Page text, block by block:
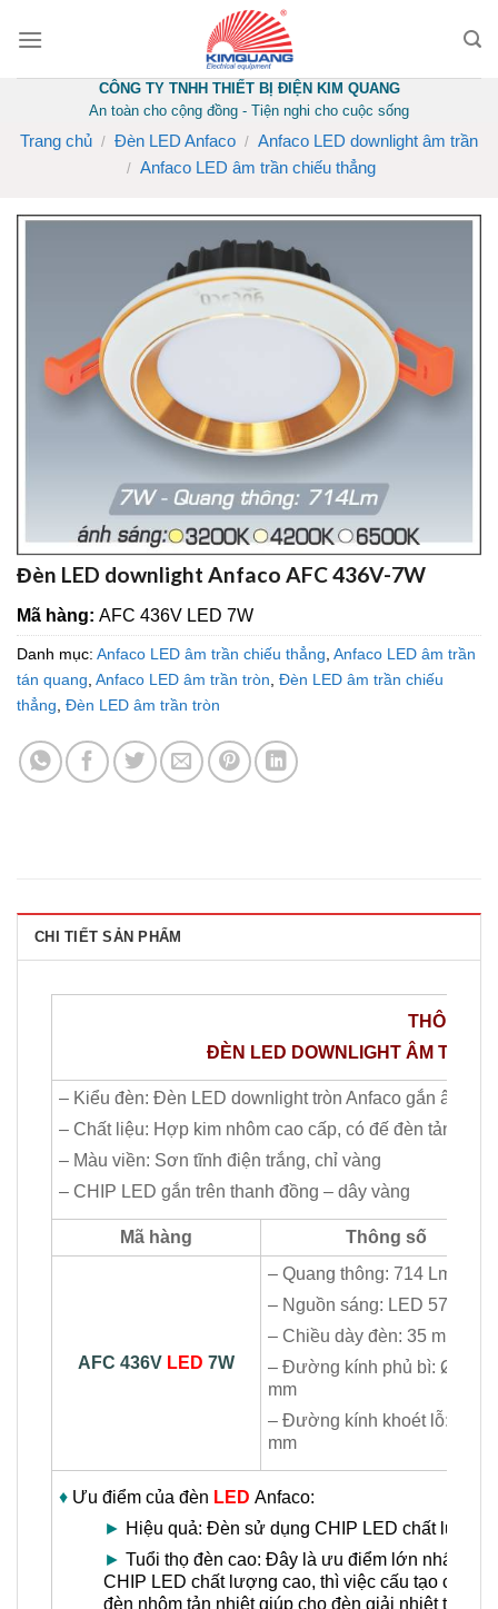
CÔNG TY TNHH THIẾT BỊ ĐIỆN KIM QUANG
An toàn cho cộng đồng - Tiện nghi cho cuộc sống
Trang chủ / Đèn LED Anfaco / Anfaco LED downlight âm trần
/ Anfaco LED âm trần chiếu thẳng
Đèn LED downlight Anfaco AFC 436V-7W
Mã hàng: AFC 436V LED 7W
Danh mục: Anfaco LED âm trần chiếu thẳng, Anfaco LED âm trần
tán quang, Anfaco LED âm trần tròn, Đèn LED âm trần chiếu
thẳng, Đèn LED âm trần tròn
CHI TIẾT SẢN PHẨM
THÔNG​
ĐÈN LED DOWNLIGHT ÂM TRẦN
– Kiểu đèn: Đèn LED downlight tròn Anfaco gắn âm trần
– Chất liệu: Hợp kim nhôm cao cấp, có đế đèn tản nhiệt
– Màu viền: Sơn tĩnh điện trắng, chỉ vàng
– CHIP LED gắn trên thanh đồng – dây vàng
Mã hàng Thông số
AFC 436V LED 7W
– Quang thông: 714 Lm
– Nguồn sáng: LED 5730
– Chiều dày đèn: 35 mm
– Đường kính phủ bì: Ø110
mm
– Đường kính khoét lỗ: Ø85
mm
♦ Ưu điểm của đèn LED Anfaco:
► Hiệu quả: Đèn sử dụng CHIP LED chất lượng
► Tuổi thọ đèn cao: Đây là ưu điểm lớn nhất
CHIP LED chất lượng cao, thì việc cấu tạo của
đèn nhôm tản nhiệt giúp cho đèn giải nhiệt tốt, từ